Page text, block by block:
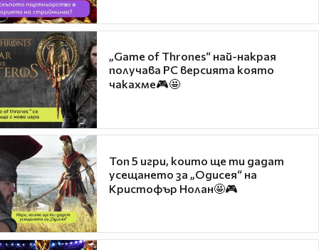
„Game of Thrones“ най-накрая
получава PC версията която
чакахме🎮🤩
Топ 5 игри, които ще ти дадат
усещането за „Одисея“ на
Кристофър Нолан🤩🎮